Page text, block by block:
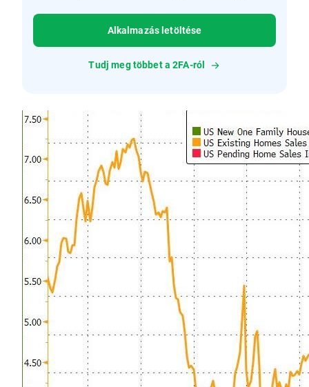
Alkalmazás letöltése
Tudj meg többet a 2FA-ról